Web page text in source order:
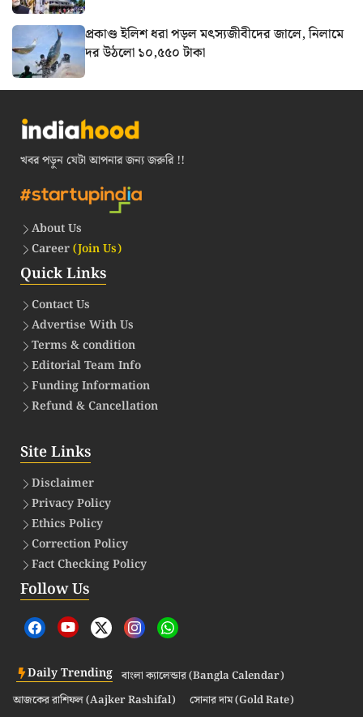
প্রকাণ্ড ইলিশ ধরা পড়ল মৎস্যজীবীদের জালে, নিলামে
দর উঠলো ১০,৫৫০ টাকা
খবর পড়ুন যেটা আপনার জন্য জরুরি !!
About Us
Career(Join Us)
Quick Links
Contact Us
Advertise With Us
Terms & condition
Editorial Team Info
Funding Information
Refund & Cancellation
Site Links
Disclaimer
Privacy Policy
Ethics Policy
Correction Policy
Fact Checking Policy
Follow Us
Daily Trending বাংলা ক্যালেন্ডার (Bangla Calendar)
আজকের রাশিফল (Aajker Rashifal)
সোনার দাম (Gold Rate)